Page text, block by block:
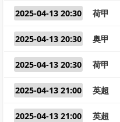
2025-04-13 20:30 荷甲
2025-04-13 20:30 奥甲
2025-04-13 20:30 荷甲
2025-04-13 21:00 英超
2025-04-13 21:00 英超